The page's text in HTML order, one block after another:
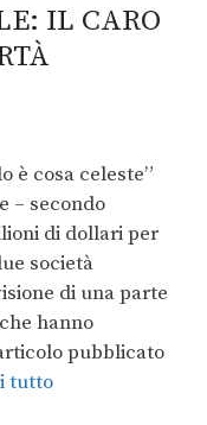
IL CARO
è cosa celeste”
– secondo
di dollari per
società
di una parte
hanno
pubblicato
tutto